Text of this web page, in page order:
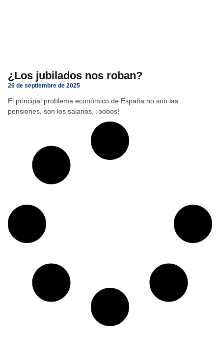
¿Los jubilados nos roban?
26 de septiembre de 2025
El principal problema económico de España no son las
pensiones, son los salarios, ¡bobos!